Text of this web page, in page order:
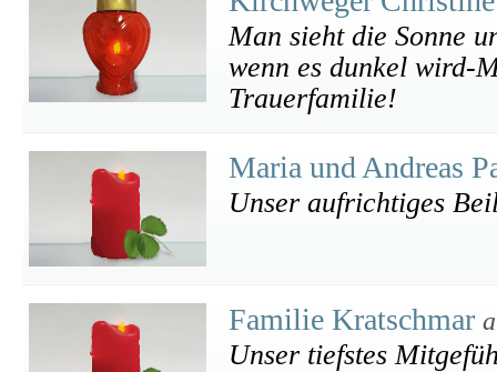
Man sieht die Sonne
wenn es dunkel wird-
Trauerfamilie!
Maria und Andreas
Unser aufrichtiges
Familie Kratschmar
Unser tiefstes